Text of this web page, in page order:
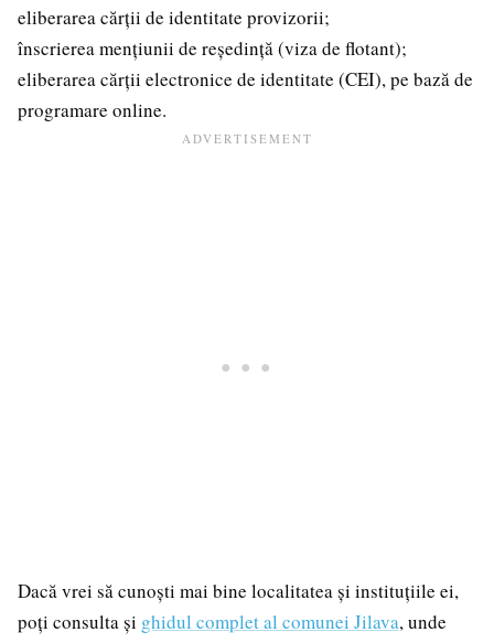
eliberarea cărții de identitate provizorii;
înscrierea mențiunii de reședință (viza de flotant);
eliberarea cărții electronice de identitate (CEI), pe bază de
programare online.
Dacă vrei să cunoști mai bine localitatea și instituțiile ei,
poți consulta și ghidul complet al comunei Jilava, unde